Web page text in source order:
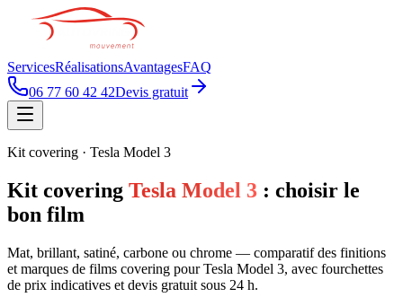
ServicesRéalisationsAvantagesFAQ
06 77 60 42 42Devis gratuit
Kit covering · Tesla Model 3
Kit covering Tesla Model 3 : choisir le
bon film
Mat, brillant, satiné, carbone ou chrome — comparatif des finitions
et marques de films covering pour Tesla Model 3, avec fourchettes
de prix indicatives et devis gratuit sous 24 h.